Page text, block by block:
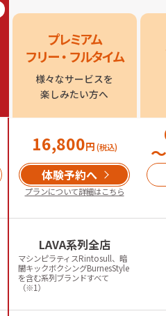
プレミアム
フリー・フルタイム
様々なサービスを
楽しみたい方へ
16,800円(税込)
体験予約へ
プランについて詳細はこちら
〜
LAVA系列全店
マシンピラティスRintosull、暗
闇キックボクシングBurnesStyle
を含む系列ブランドすべて
（※1）